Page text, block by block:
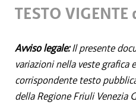
TESTO
Avviso legale:Il presente
variazioni nella veste grafica
corrispondente testo
della Regione Friuli Venezia